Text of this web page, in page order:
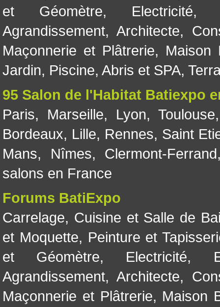
et Géomètre, Electricité
Agrandissement, Architecte,
Maçonnerie et Plâtrerie, Maison
Jardin, Piscine, Abris et SPA,
95 Salon de l'Habitat Batiexpo
Paris, Marseille, Lyon, Toulouse
Bordeaux, Lille, Rennes, Saint
Mans, Nîmes, Clermont-Ferrand
salons en France
Forums BatiExpo
Carrelage, Cuisine et Salle de
et Moquette, Peinture et
et Géomètre, Electricité,
Agrandissement, Architecte,
Maçonnerie et Plâtrerie, Maison